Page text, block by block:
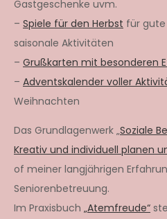
Gastgeschenke uvm.
– Spiele für den Herbst für gute
saisonale Aktivitäten
– Grußkarten mit besonderen
– Adventskalender voller
Weihnachten
Das Grundlagenwerk „Soziale
Kreativ und individuell planen
of meiner langjährigen
Seniorenbetreuung.
Im Praxisbuch „Atemfreude“